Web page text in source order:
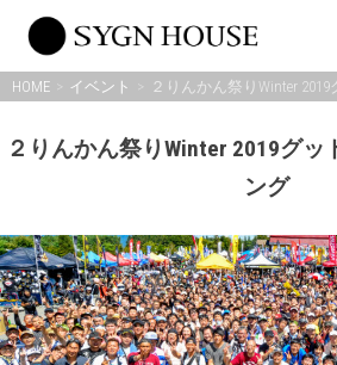
content
HOME イベント ２りんかん祭りWinter
２りんかん祭りWinter 2019グッ
ング